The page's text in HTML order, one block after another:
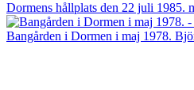
Dormens hållplats den 22 juli 1985.
Bangården i Dormen i maj 1978.